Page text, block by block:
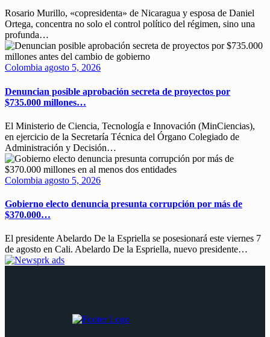
Rosario Murillo, «copresidenta» de Nicaragua y esposa de Daniel
Ortega, concentra no solo el control político del régimen, sino una
profunda…
Colombia agosto 5, 2026
Denuncian posible aprobación secreta de proyectos por
$735.000 millones…
El Ministerio de Ciencia, Tecnología e Innovación (MinCiencias),
en ejercicio de la Secretaría Técnica del Órgano Colegiado de
Administración y Decisión…
Colombia agosto 5, 2026
Gobierno electo denuncia presunta corrupción por más de
$370.000…
El presidente Abelardo De la Espriella se posesionará este viernes 7
de agosto en Cali. Abelardo De la Espriella, nuevo presidente…